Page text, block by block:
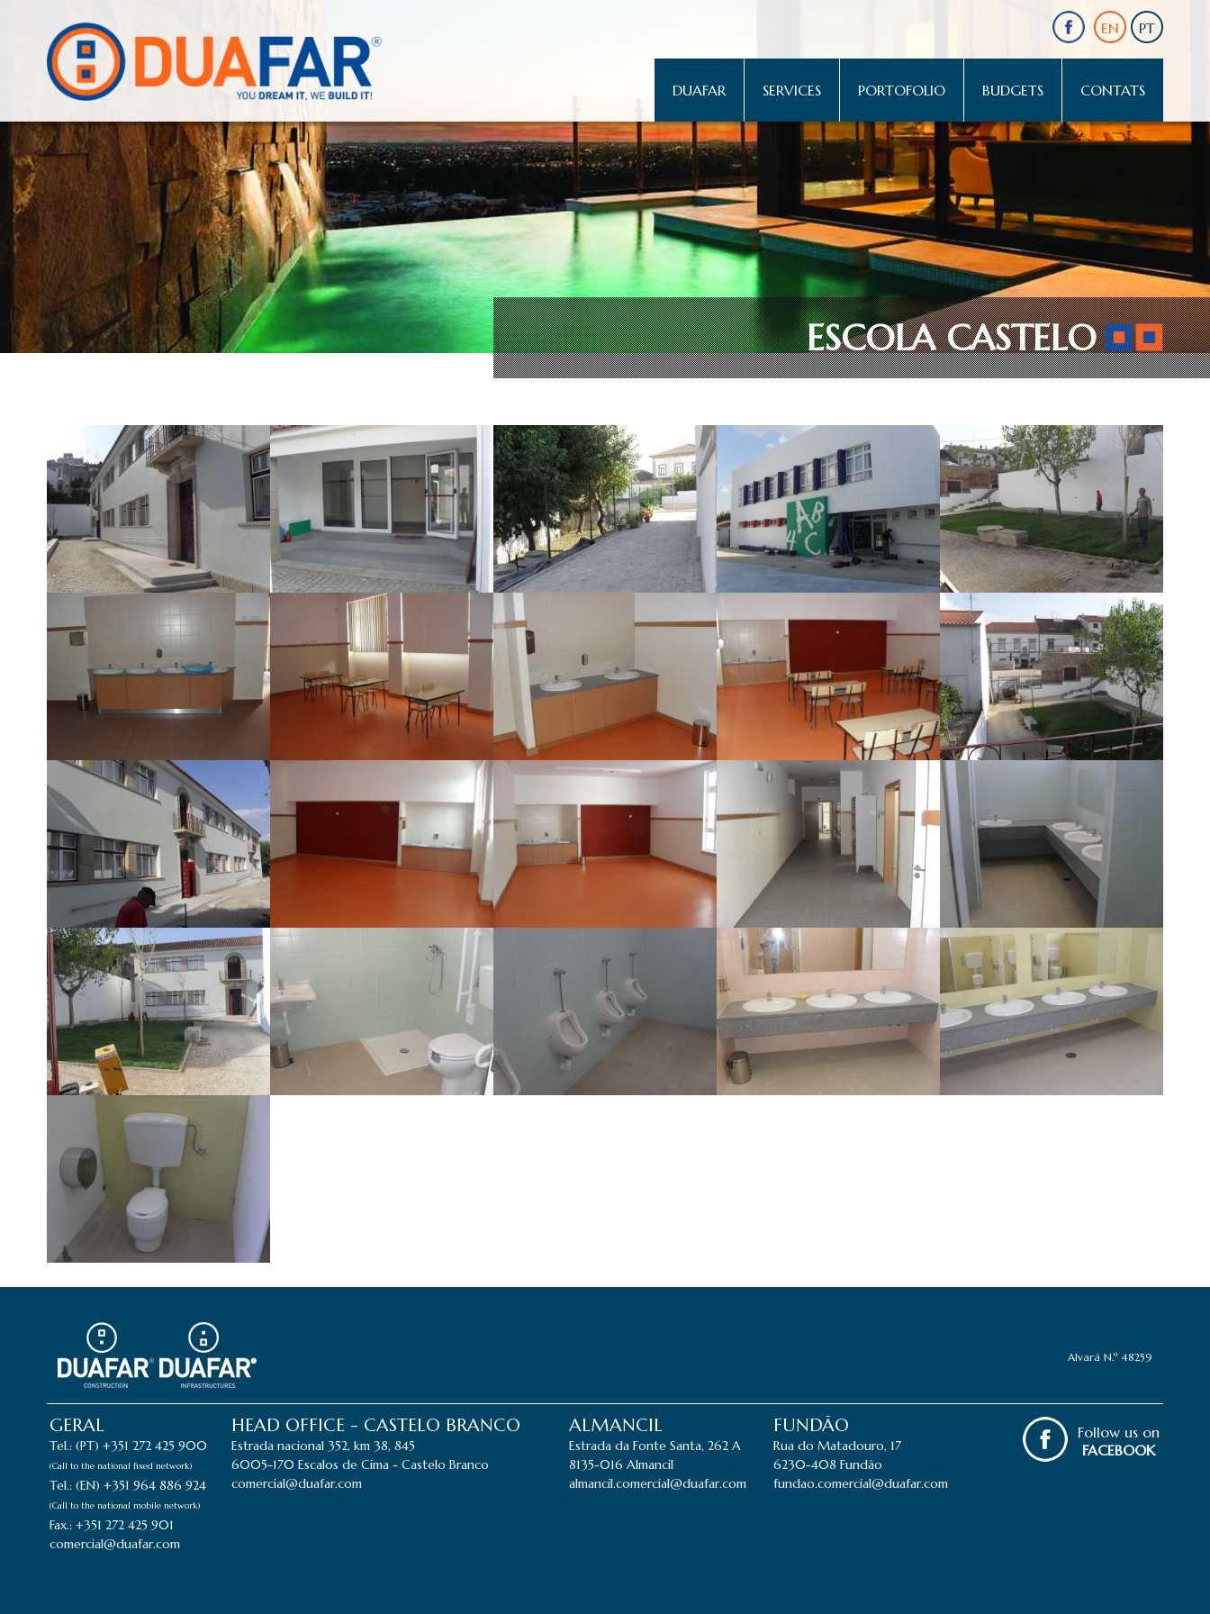
EN PT
DUAFAR SERVICES PORTOFOLIO BUDGETS CONTATS
ESCOLA CASTELO
Alvará N.º 48259
GERAL
Tel.: (PT) +351 272 425 900
(Call to the national fixed network)
Tel.: (EN) +351 964 886 924
(Call to the national mobile network)
Fax.: +351 272 425 901
comercial@duafar.com
HEAD OFFICE - CASTELO BRANCO
Estrada nacional 352, km 38, 845
6005-170 Escalos de Cima - Castelo Branco
comercial@duafar.com
ALMANCIL
Estrada da Fonte Santa, 262 A
8135-016 Almancil
almancil.comercial@duafar.com
FUNDÃO
Rua do Matadouro, 17
6230-408 Fundão
fundao.comercial@duafar.com
Follow us on
FACEBOOK